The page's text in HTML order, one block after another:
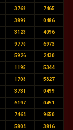
3768 7465
3899 0486
3123 4096
9770 6973
5926 2430
1195 5344
1703 5327
3731 0499
6197 0451
7464 9650
5804 3816